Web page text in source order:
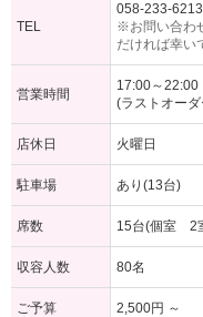
TEL
058-233-6213
※お問い合わ
だければ幸い
営業時間
17:00～22:00
(ラストオー
店休日 火曜日
駐車場 あり(13台)
席数 15台(個室 2
収容人数 80名
ご予算 2,500円 ～